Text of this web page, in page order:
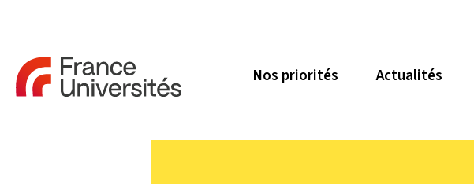
Nos priorités Actualités